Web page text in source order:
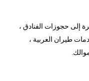
إلى حجوزات الفنادق ،
طيران العربية ،